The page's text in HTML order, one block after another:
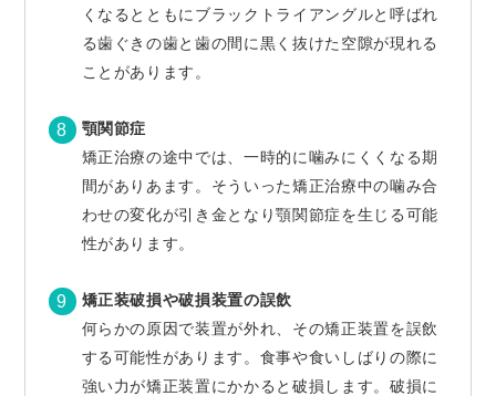
くなるとともにブラックトライアングルと呼ばれ
る歯ぐきの歯と歯の間に黒く抜けた空隙が現れる
ことがあります。
顎関節症
矯正治療の途中では、一時的に噛みにくくなる期
間がありあます。そういった矯正治療中の噛み合
わせの変化が引き金となり顎関節症を生じる可能
性があります。
矯正装破損や破損装置の誤飲
何らかの原因で装置が外れ、その矯正装置を誤飲
する可能性があります。食事や食いしばりの際に
強い力が矯正装置にかかると破損します。破損に